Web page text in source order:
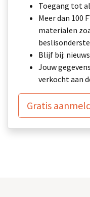
Toegang tot
Meer dan 100
materialen
Blijf bij:
Jouw
verkocht aan
Gratis